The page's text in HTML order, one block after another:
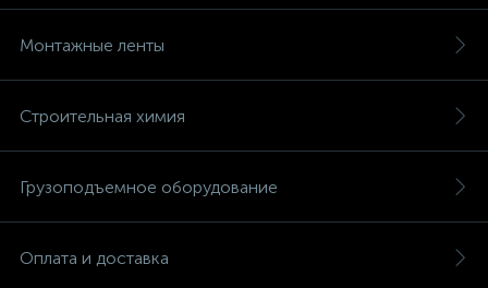
Монтажные ленты
Строительная химия
Грузоподъемное оборудование
Оплата и доставка